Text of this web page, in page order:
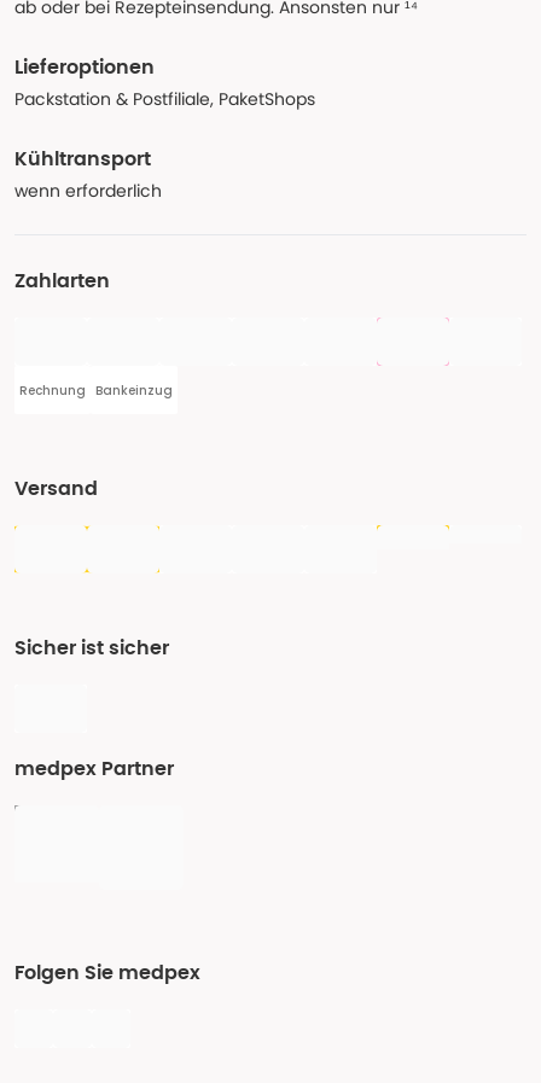
ab oder bei Rezepteinsendung. Ansonsten nur ¹⁴
Lieferoptionen
Packstation & Postfiliale, PaketShops
Kühltransport
wenn erforderlich
Zahlarten
Rechnung Bankeinzug
Versand
Sicher ist sicher
medpex Partner
Folgen Sie medpex